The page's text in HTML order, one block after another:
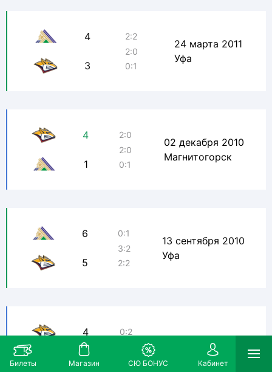
Билеты Магазин СЮ БОНУС Кабинет
4
3
2:2
2:0
0:1
24 марта 2011
Уфа
4
1
2:0
2:0
0:1
02 декабря 2010
Магнитогорск
6
5
0:1
3:2
2:2
13 сентября 2010
Уфа
4
5
0:2
2:2
11 декабря 2009
Магнитогорск